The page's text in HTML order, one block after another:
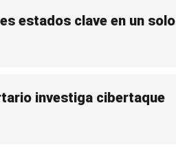
estados clave en un solo
investiga cibertaque